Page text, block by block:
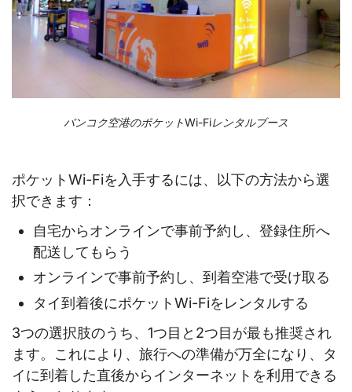
バンコク空港のポケットWi-Fiレンタルブース
ポケットWi-Fiを入手するには、以下の方法から選
択できます：
自宅からオンラインで事前予約し、登録住所へ
配送してもらう
オンラインで事前予約し、到着空港で受け取る
タイ到着後にポケットWi-Fiをレンタルする
3つの選択肢のうち、1つ目と2つ目が最も推奨され
ます。これにより、旅行への準備が万全になり、タ
イに到着した直後からインターネットを利用できる